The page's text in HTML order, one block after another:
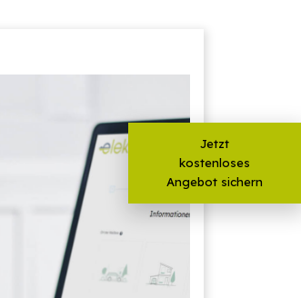
Jetzt
kostenloses
Angebot sichern